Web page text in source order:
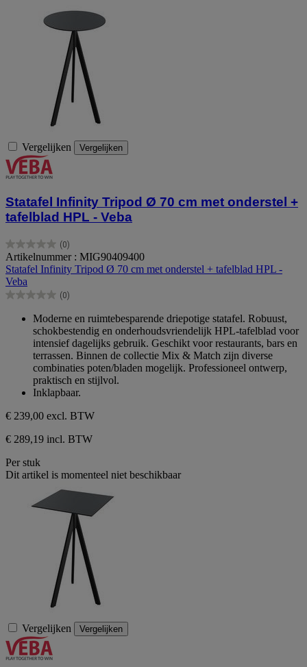
Vergelijken Vergelijken
Statafel Infinity Tripod Ø 70 cm met onderstel +
tafelblad HPL - Veba
(0)
0.0
van
de
5
sterren.
Artikelnummer : MIG90409400
Statafel Infinity Tripod Ø 70 cm met onderstel + tafelblad HPL -
Veba
(0)
0.0
sterren.
Moderne en ruimtebesparende driepotige statafel. Robuust,
schokbestendig en onderhoudsvriendelijk HPL-tafelblad voor
intensief dagelijks gebruik. Geschikt voor restaurants, bars en
terrassen. Binnen de collectie Mix & Match zijn diverse
combinaties poten/bladen mogelijk. Professioneel ontwerp,
praktisch en stijlvol.
Inklapbaar.
€ 239,00 excl. BTW
€ 289,19 incl. BTW
Per stuk
Dit artikel is momenteel niet beschikbaar
Vergelijken Vergelijken